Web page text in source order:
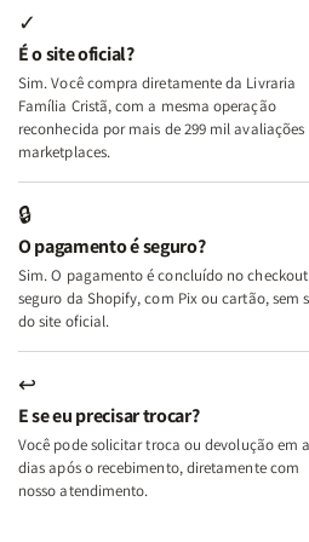
e
Deus
+
A
Mulher
Lar
+
A
Lar
✓
É o site oficial?
Sim. Você compra diretamente da Livraria
Família Cristã, com a mesma operação
reconhecida por mais de 299 mil avaliações
marketplaces.
🔒
O pagamento é seguro?
Sim. O pagamento é concluído no checkout
seguro da Shopify, com Pix ou cartão, sem
do site oficial.
↩
E se eu precisar trocar?
Você pode solicitar troca ou devolução em
dias após o recebimento, diretamente com
nosso atendimento.